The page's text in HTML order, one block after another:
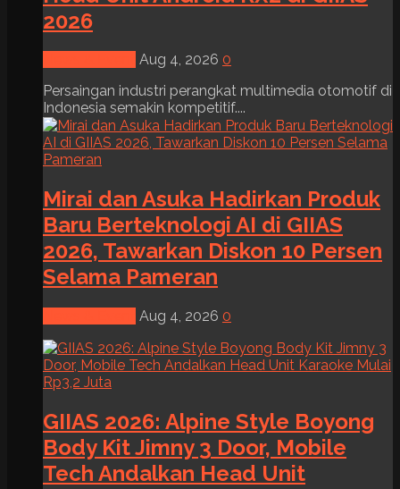
2026
Aug 4, 2026 0
Persaingan industri perangkat multimedia otomotif di
Indonesia semakin kompetitif....
Mirai dan Asuka Hadirkan Produk
Baru Berteknologi AI di GIIAS
2026, Tawarkan Diskon 10 Persen
Selama Pameran
Aug 4, 2026 0
GIIAS 2026: Alpine Style Boyong
Body Kit Jimny 3 Door, Mobile
Tech Andalkan Head Unit